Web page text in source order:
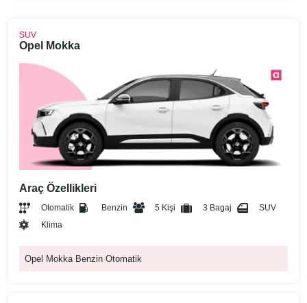
SUV
Opel Mokka
Araç Özellikleri
Otomatik Benzin 5 Kişi 3 Bagaj
SUV
Klima
Opel Mokka Benzin Otomatik